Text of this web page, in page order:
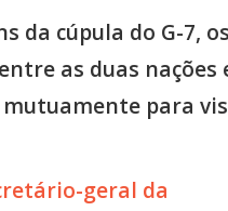
da cúpula do G-7,
as duas nações
para
geral da